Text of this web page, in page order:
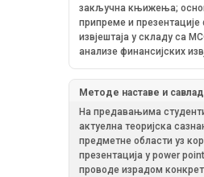
закључна књижења;
припреме и презентације
извјештаја у складу са
анализе финансијских
Методе наставе и
На предавањима
актуелна теоријска
предметне области уз
презентација у power
проводе израдом